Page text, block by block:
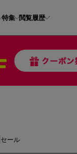
特集 閲覧履歴
セール